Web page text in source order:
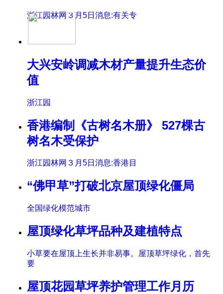
浙江园林网３月5日消息:有关专
大兴安岭调减木材产量提升生态价
值
浙江园
香港编制《古树名木册》 527棵古
树名木受保护
浙江园林网３月5日消息:香港目
“佛甲草”打破北京屋顶绿化僵局
全国绿化模范城市
屋顶绿化草坪品种及建植特点
小草要在屋顶上生长并非易事。屋顶草坪绿化，首先
要
屋顶花园草坪养护管理工作月历